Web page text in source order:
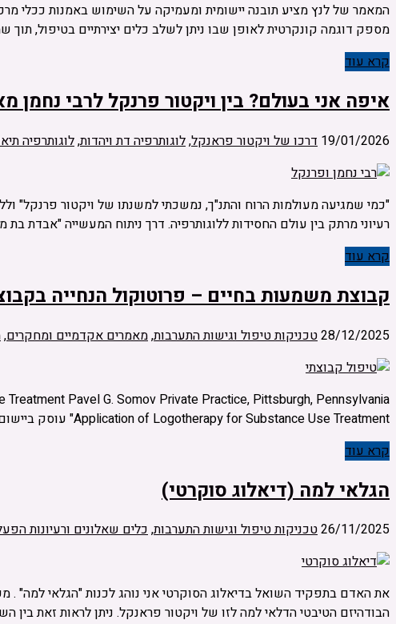
המאמר של לנץ מציע תובנה יישומית ומעמיקה על השימוש באמנות ככלי
מספק דוגמה קונקרטית לאופן שבו ניתן לשלב כלים יצירתיים בטיפול,
קרא עוד
איפה אני בעולם? בין ויקטור פרנקל לרבי נחמן
19/01/2026 דרכו של ויקטור פראנקל,לוגותרפיה דת ויהדות,לוגותרפיה
"כמי שמגיעה מעולמות הרוח והתנ"ך, נמשכתי למשנתו של ויקטור
רעיוני מרתק בין עולם החסידות ללוגותרפיה. דרך ניתוח המעשייה "אבדת
קרא עוד
קבוצת משמעות בחיים – פרוטוקול הנחייה
28/12/2025טכניקות טיפול וגישות התערבות,מאמרים אקדמיים ומחקרים,
Application of Logotherapy for Substance Use Treatment" עוסק ביישום קבוצתי של לוגותרפיה (הגישה של ויקטור פראנקל) לטיפול בהתמכרויות. הוא מציג את הרציונל לשילוב לוגותרפיה בקבוצות …
קרא עוד
הגלאי למה (דיאלוג סוקרטי)
26/11/2025טכניקות טיפול וגישות התערבות,כלים שאלונים ורעיונות
את האדם בתפקיד השואל בדיאלוג הסוקרטי אני נוהג לכנות "הגלאי למה" .
הבודהיזם הטיבטי הדלאי למה לזו של ויקטור פראנקל. ניתן לראות זאת בין